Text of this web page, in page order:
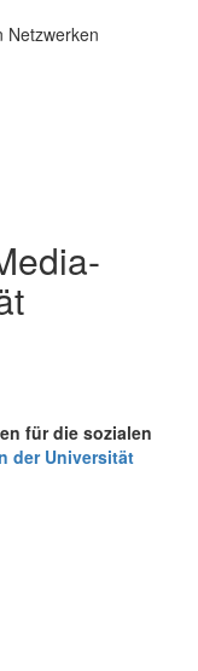
Netzwerken
für die sozialen
der Universität